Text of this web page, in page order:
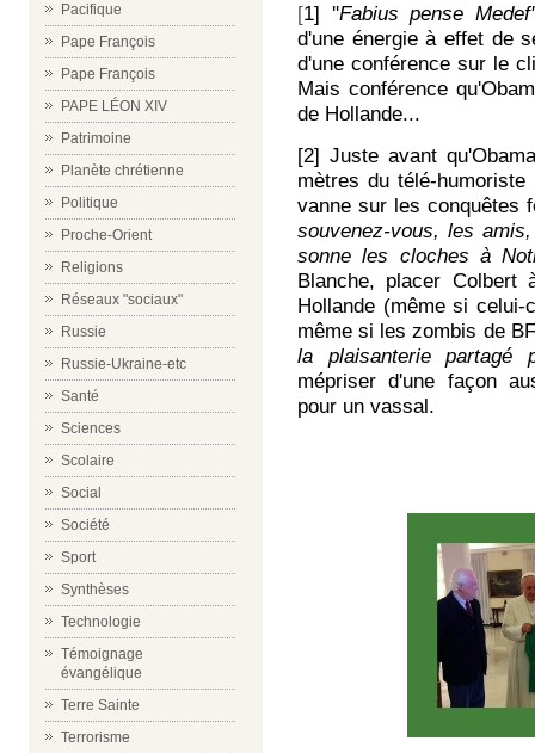
Pacifique
Pape François
Pape François
PAPE LÉON XIV
Patrimoine
Planète chrétienne
Politique
Proche-Orient
Religions
Réseaux "sociaux"
Russie
Russie-Ukraine-etc
Santé
Sciences
Scolaire
Social
Société
Sport
Synthèses
Technologie
Témoignage
évangélique
Terre Sainte
Terrorisme
[1] ''Fabius pense
d'une énergie à effet de
d'une conférence sur le
Mais conférence
de Hollande...
[2] Juste avant
mètres du télé-
vanne sur les
souvenez-vous, les
sonne les cloches à
Blanche, placer Colbert
Hollande (même si
même si les zombis de
la plaisanterie partagé
mépriser d'une façon
pour un vassal.